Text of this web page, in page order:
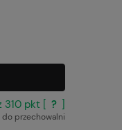
310pkt [ ? ]
przechowalni